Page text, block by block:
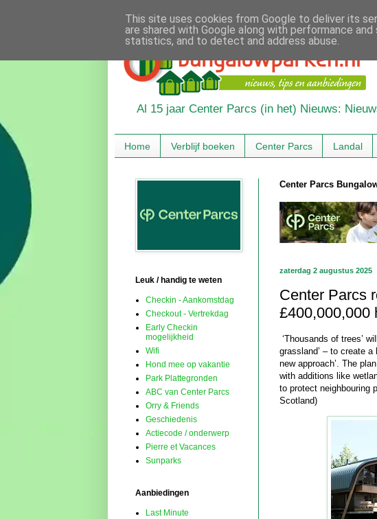
Al 15 jaar Center Parcs (in het) Nieuws:
Home Verblijf boeken Center Parcs Landal
Center Parcs
zaterdag 2 augustus 2025
Center Parcs
£400,000,000
‘Thousands of trees’
grassland’ – to create a
new approach’. The
with additions like
to protect neighbouring
Scotland)
Leuk / handig te weten
Checkin - Aankomstdag
Checkout - Vertrekdag
Early Checkin
mogelijkheid
Wifi
Hond mee op vakantie
Park Plattegronden
ABC van Center Parcs
Orry & Friends
Geschiedenis
Actiecode / onderwerp
Pierre et Vacances
Sunparks
Aanbiedingen
Last Minute
This site uses cookies from Google to deliver its
are shared with Google along with performance
statistics, and to detect and address abuse.